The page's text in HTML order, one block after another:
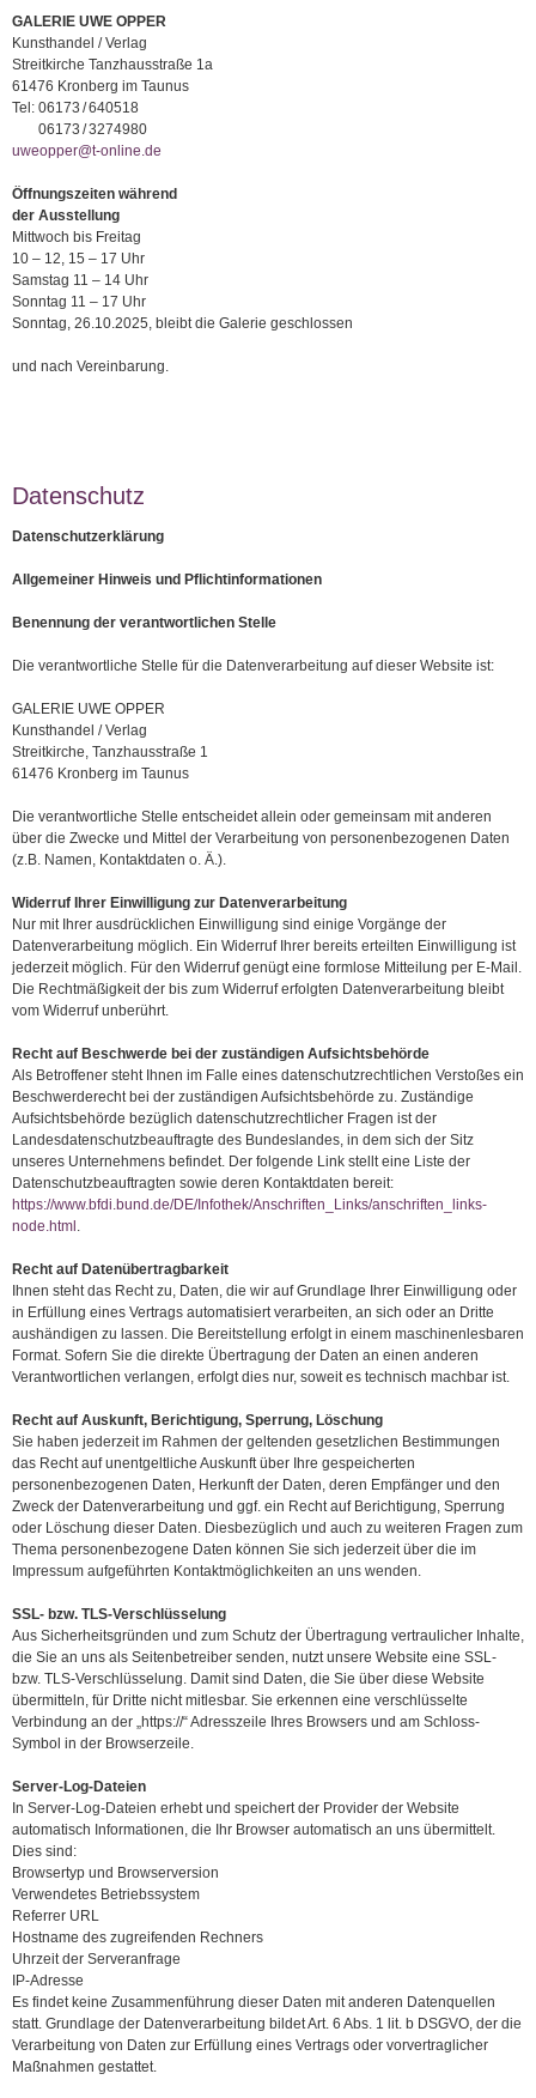
GALERIE UWE OPPER
Kunsthandel / Verlag
Streitkirche Tanzhausstraße 1a
61476 Kronberg im Taunus
Tel: 06173 / 640518
06173 / 3274980
uweopper@t-online.de
Öffnungszeiten während
der Ausstellung
Mittwoch bis Freitag
10 – 12, 15 – 17 Uhr
Samstag 11 – 14 Uhr
Sonntag 11 – 17 Uhr
Sonntag, 26.10.2025, bleibt die Galerie geschlossen
und nach Vereinbarung.
Datenschutz
Datenschutzerklärung
Allgemeiner Hinweis und Pflichtinformationen
Benennung der verantwortlichen Stelle
Die verantwortliche Stelle für die Datenverarbeitung auf dieser Website ist:
GALERIE UWE OPPER
Kunsthandel / Verlag
Streitkirche, Tanzhausstraße 1
61476 Kronberg im Taunus
Die verantwortliche Stelle entscheidet allein oder gemeinsam mit anderen
über die Zwecke und Mittel der Verarbeitung von personenbezogenen Daten
(z.B. Namen, Kontaktdaten o. Ä.).
Widerruf Ihrer Einwilligung zur Datenverarbeitung
Nur mit Ihrer ausdrücklichen Einwilligung sind einige Vorgänge der
Datenverarbeitung möglich. Ein Widerruf Ihrer bereits erteilten Einwilligung ist
jederzeit möglich. Für den Widerruf genügt eine formlose Mitteilung per E-Mail.
Die Rechtmäßigkeit der bis zum Widerruf erfolgten Datenverarbeitung bleibt
vom Widerruf unberührt.
Recht auf Beschwerde bei der zuständigen Aufsichtsbehörde
Als Betroffener steht Ihnen im Falle eines datenschutzrechtlichen Verstoßes ein
Beschwerderecht bei der zuständigen Aufsichtsbehörde zu. Zuständige
Aufsichtsbehörde bezüglich datenschutzrechtlicher Fragen ist der
Landesdatenschutzbeauftragte des Bundeslandes, in dem sich der Sitz
unseres Unternehmens befindet. Der folgende Link stellt eine Liste der
Datenschutzbeauftragten sowie deren Kontaktdaten bereit:
https://www.bfdi.bund.de/DE/Infothek/Anschriften_Links/anschriften_links-
node.html .
Recht auf Datenübertragbarkeit
Ihnen steht das Recht zu, Daten, die wir auf Grundlage Ihrer Einwilligung oder
in Erfüllung eines Vertrags automatisiert verarbeiten, an sich oder an Dritte
aushändigen zu lassen. Die Bereitstellung erfolgt in einem maschinenlesbaren
Format. Sofern Sie die direkte Übertragung der Daten an einen anderen
Verantwortlichen verlangen, erfolgt dies nur, soweit es technisch machbar ist.
Recht auf Auskunft, Berichtigung, Sperrung, Löschung
Sie haben jederzeit im Rahmen der geltenden gesetzlichen Bestimmungen
das Recht auf unentgeltliche Auskunft über Ihre gespeicherten
personenbezogenen Daten, Herkunft der Daten, deren Empfänger und den
Zweck der Datenverarbeitung und ggf. ein Recht auf Berichtigung, Sperrung
oder Löschung dieser Daten. Diesbezüglich und auch zu weiteren Fragen zum
Thema personenbezogene Daten können Sie sich jederzeit über die im
Impressum aufgeführten Kontaktmöglichkeiten an uns wenden.
SSL- bzw. TLS-Verschlüsselung
Aus Sicherheitsgründen und zum Schutz der Übertragung vertraulicher Inhalte,
die Sie an uns als Seitenbetreiber senden, nutzt unsere Website eine SSL-
bzw. TLS-Verschlüsselung. Damit sind Daten, die Sie über diese Website
übermitteln, für Dritte nicht mitlesbar. Sie erkennen eine verschlüsselte
Verbindung an der „https://“ Adresszeile Ihres Browsers und am Schloss-
Symbol in der Browserzeile.
Server-Log-Dateien
In Server-Log-Dateien erhebt und speichert der Provider der Website
automatisch Informationen, die Ihr Browser automatisch an uns übermittelt.
Dies sind:
Browsertyp und Browserversion
Verwendetes Betriebssystem
Referrer URL
Hostname des zugreifenden Rechners
Uhrzeit der Serveranfrage
IP-Adresse
Es findet keine Zusammenführung dieser Daten mit anderen Datenquellen
statt. Grundlage der Datenverarbeitung bildet Art. 6 Abs. 1 lit. b DSGVO, der die
Verarbeitung von Daten zur Erfüllung eines Vertrags oder vorvertraglicher
Maßnahmen gestattet.